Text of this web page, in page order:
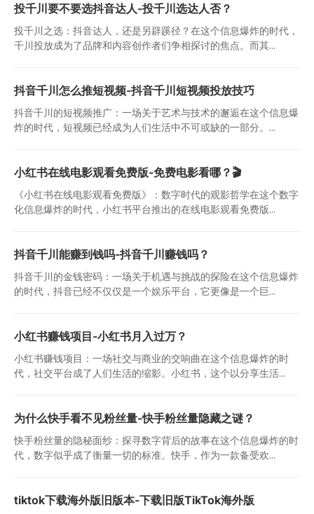
投千川要不要选抖音达人-投千川选达人否？
投千川之选：抖音达人，还是另辟蹊径？在这个信息爆炸的时代，
千川投放成为了品牌和内容创作者们争相探讨的焦点。而其...
抖音千川怎么推短视频-抖音千川短视频投放技巧
抖音千川的短视频推广：一场关于艺术与技术的邂逅在这个信息爆
炸的时代，短视频已经成为人们生活中不可或缺的一部分。...
小红书在线电影观看免费版-免费电影看哪？🎬
《小红书在线电影观看免费版》：数字时代的观影哲学在这个数字
化信息爆炸的时代，小红书平台推出的在线电影观看免费版...
抖音千川能赚到钱吗-抖音千川赚钱吗？
抖音千川的金钱密码：一场关于机遇与挑战的探险在这个信息爆炸
的时代，抖音已经不仅仅是一个娱乐平台，它更像是一个巨...
小红书赚钱项目-小红书月入过万？
小红书赚钱项目：一场社交与商业的交响曲在这个信息爆炸的时
代，社交平台成了人们生活的缩影。小红书，这个以分享生活...
为什么快手看不见粉丝量-快手粉丝量隐藏之谜？
快手粉丝量的隐秘面纱：探寻数字背后的故事在这个信息爆炸的时
代，数字似乎成了衡量一切的标准。快手，作为一款备受欢...
tiktok下载海外版旧版本-下载旧版TikTok海外版